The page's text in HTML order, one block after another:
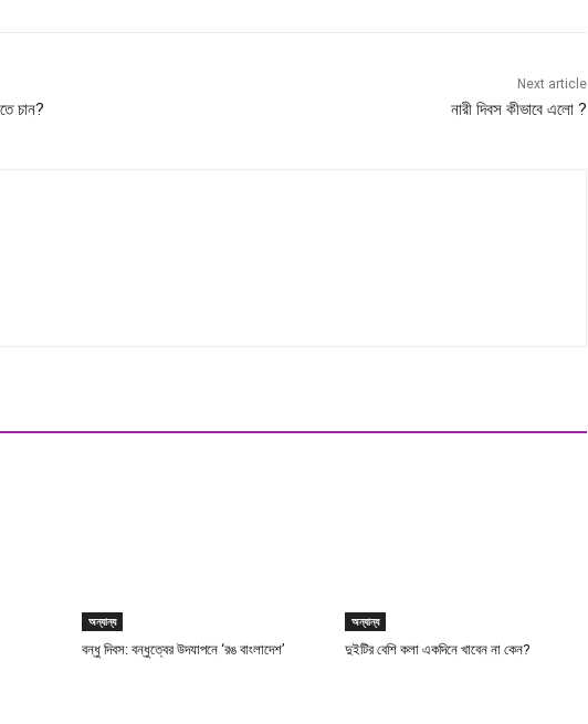
চান?
Next article
নারী দিবস কীভাবে এলো ?
অন্যান্য
বন্ধু দিবস: বন্ধুত্বের উদযাপনে ‘রঙ বাংলাদেশ’
অন্যান্য
দুইটির বেশি কলা একদিনে খাবেন না কেন?